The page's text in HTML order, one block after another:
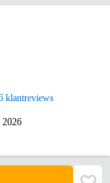
klantreviews